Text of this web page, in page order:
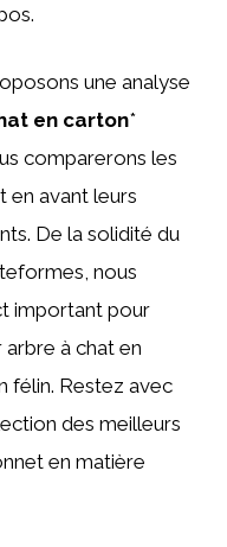
une analyse
en carton*
comparerons les
en avant leurs
De la solidité du
nous
important pour
à chat en
félin. Restez avec
des meilleurs
en matière